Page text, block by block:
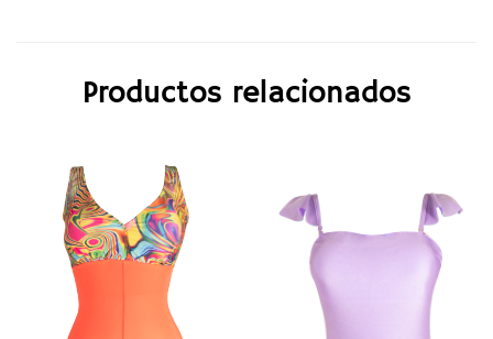
Productos relacionados